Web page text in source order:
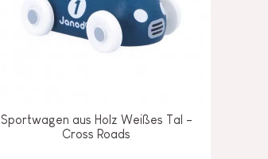
Sportwagen aus Holz Weißes Tal -
Cross Roads